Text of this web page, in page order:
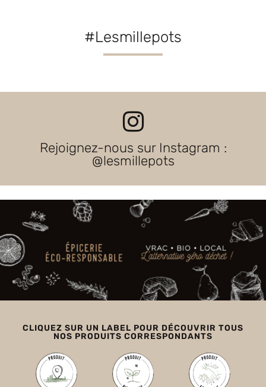
#Lesmillepots
Rejoignez-nous sur Instagram :
@lesmillepots
CLIQUEZ SUR UN LABEL POUR DÉCOUVRIR TOUS
NOS PRODUITS CORRESPONDANTS